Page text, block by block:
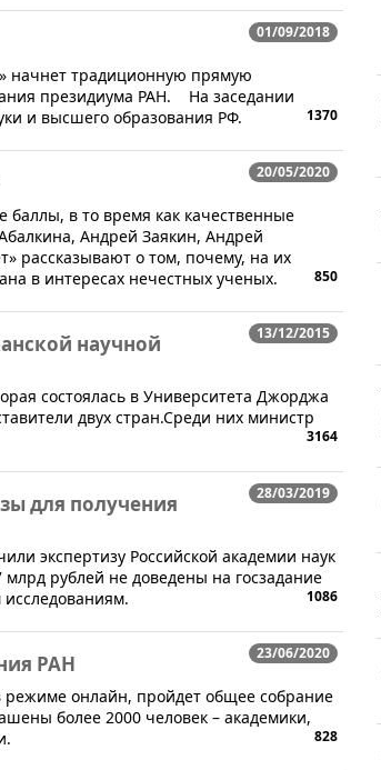
01/09/2018
начнет традиционную прямую
президиума РАН. На заседании
и высшего образования РФ.
1370
20/05/2020
баллы, в то время как качественные
Андрей Заякин, Андрей
рассказывают о том, почему, на их
в интересах нечестных ученых.
850
13/12/2015
научной
состоялась в Университета Джорджа
двух стран.Среди них министр
3164
28/03/2019
для получения
экспертизу Российской академии наук
млрд рублей не доведены на госзадание
1086
23/06/2020
РАН
режиме онлайн, пройдет общее собрание
более 2000 человек – академики,
828